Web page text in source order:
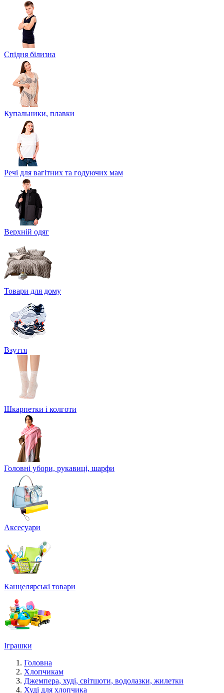
Спідня білизна
Купальники, плавки
Речі для вагітних та годуючих мам
Верхній одяг
Товари для дому
Взуття
Шкарпетки і колготи
Головні убори, рукавиці, шарфи
Аксесуари
Канцелярські товари
Іграшки
Головна
Хлопчикам
Джемпера, худі, світшоти, водолазки, жилетки
Худі для хлопчика